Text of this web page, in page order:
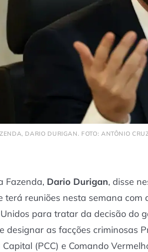
DARIO DURIGAN. FOTO: ANTÔNIO
Fazenda, Dario Durigan, disse
terá reuniões nesta semana com
para tratar da decisão do
designar as facções criminosas
(PCC) e Comando